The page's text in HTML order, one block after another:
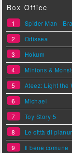
Box Office
1
Spider-Man -
2
Odissea
3
Hokum
4
Minions &
5
Ateez: Light the
6
Michael
7
Toy Story 5
8
Le città di
9
Il bene comune